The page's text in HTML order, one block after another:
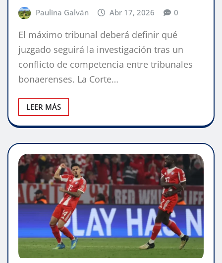
Paulina Galván Abr 17, 2026 0
El máximo tribunal deberá definir qué
juzgado seguirá la investigación tras un
conflicto de competencia entre tribunales
bonaerenses. La Corte…
LEER MÁS